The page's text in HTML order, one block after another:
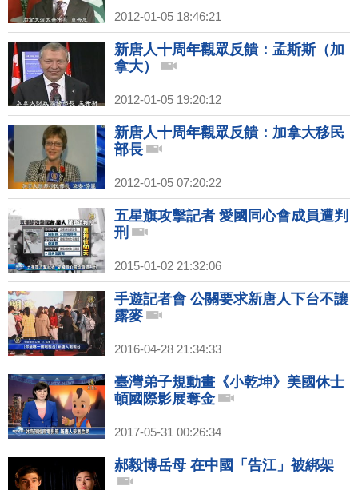
2012-01-05 18:46:21
新唐人十周年觀眾反饋：孟斯斯（加
拿大）
2012-01-05 19:20:12
新唐人十周年觀眾反饋：加拿大移民
部長
2012-01-05 07:20:22
五星旗攻擊記者 愛國同心會成員遭判
刑
2015-01-02 21:32:06
手遊記者會 公關要求新唐人下台不讓
露麥
2016-04-28 21:34:33
臺灣弟子規動畫《小乾坤》美國休士
頓國際影展奪金
2017-05-31 00:26:34
郝毅博岳母 在中國「告江」被綁架